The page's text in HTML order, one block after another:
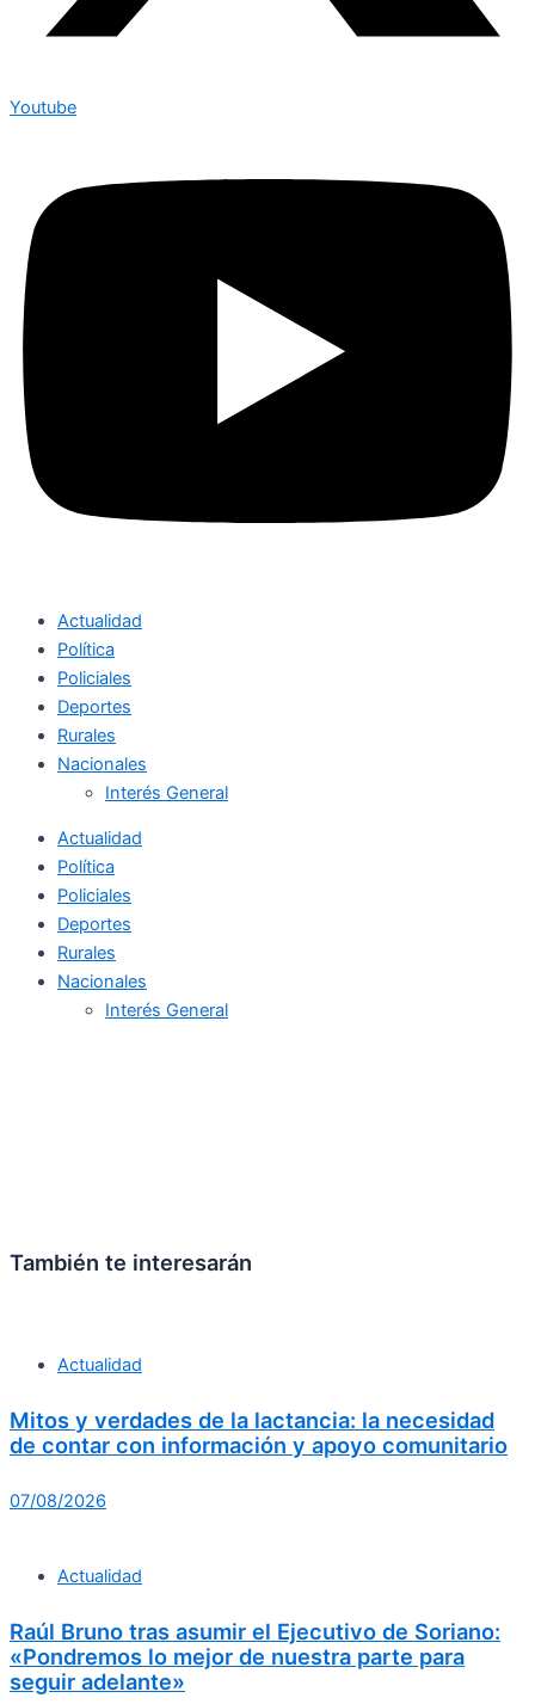
Youtube
Actualidad
Política
Policiales
Deportes
Rurales
Nacionales
Interés General
Actualidad
Política
Policiales
Deportes
Rurales
Nacionales
Interés General
También te interesarán
Actualidad
Mitos y verdades de la lactancia: la necesidad
de contar con información y apoyo comunitario
07/08/2026
Actualidad
Raúl Bruno tras asumir el Ejecutivo de Soriano:
«Pondremos lo mejor de nuestra parte para
seguir adelante»